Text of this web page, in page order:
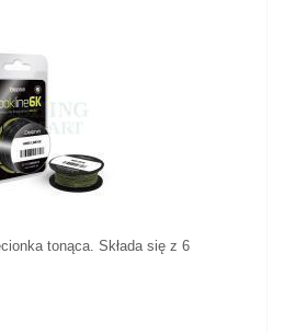
PRODUKT
tonąca. Składa się z 6